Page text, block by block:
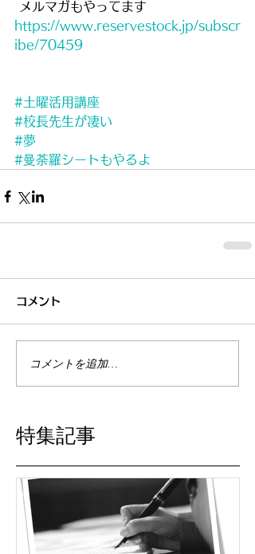
メルマガもやってます
https://www.reservestock.jp/subscr
ibe/70459
#土曜活用講座
#校長先生が凄い
#夢
#曼荼羅シートもやるよ
コメント
コメントを追加…
特集記事